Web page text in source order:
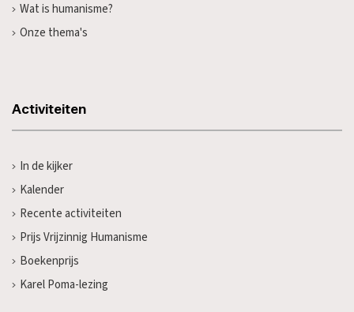
Wat is humanisme?
Onze thema's
Activiteiten
In de kijker
Kalender
Recente activiteiten
Prijs Vrijzinnig Humanisme
Boekenprijs
Karel Poma-lezing